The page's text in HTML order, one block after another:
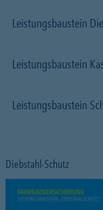
Leistungsbaustein
Leistungsbaustein
Leistungsbaustein
Diebstahl-Schutz